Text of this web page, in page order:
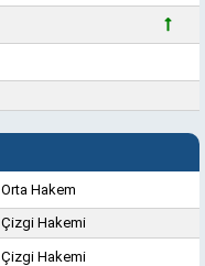
Orta Hakem
Çizgi Hakemi
Çizgi Hakemi